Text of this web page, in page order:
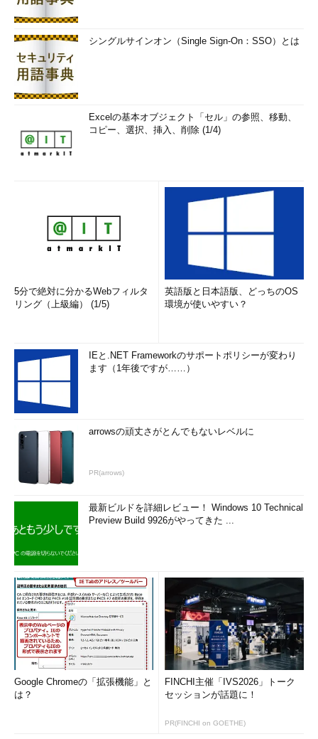
シングルサインオン（Single Sign-On：SSO）とは
Excelの基本オブジェクト「セル」の参照、移動、
コピー、選択、挿入、削除 (1/4)
5分で絶対に分かるWebフィルタ
リング（上級編） (1/5)
英語版と日本語版、どっちのOS
環境が使いやすい？
IEと.NET Frameworkのサポートポリシーが変わり
ます（1年後ですが……）
arrowsの頑丈さがとんでもないレベルに
PR(arrows)
最新ビルドを詳細レビュー！ Windows 10 Technical
Preview Build 9926がやってきた ...
Google Chromeの「拡張機能」と
は？
FINCHI主催「IVS2026」トーク
セッションが話題に！
PR(FINCHI on GOETHE)